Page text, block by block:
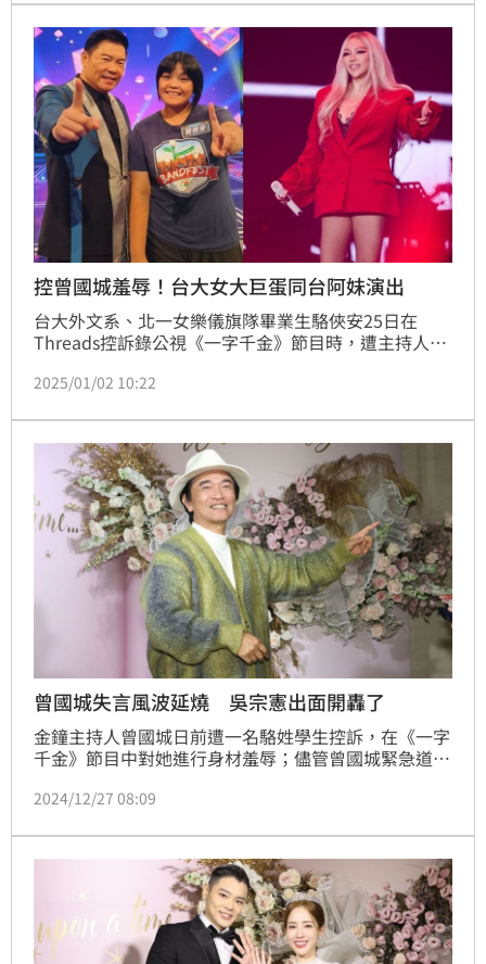
控曾國城羞辱！台大女大巨蛋同台阿妹演出
台大外文系、北一女樂儀旗隊畢業生駱俠安25日在
Threads控訴錄公視《一字千金》節目時，遭主持人曾
看起來比較像教練」，讓她感到被羞辱。對此，曾國城
安，而駱俠安今（2日）也在社群公開好消息，透露參
與張惠妹大巨蛋跨年演唱會的協演鼓隊演出。
2025/01/02 10:22
曾國城失言風波延燒 吳宗憲出面開轟了
金鐘主持人曾國城日前遭一名駱姓學生控訴，在《一字
千金》節目中對她進行身材羞辱；儘管曾國城緊急道歉
今晚出席愛雅婚宴也首度發聲了。蔡維歆
2024/12/27 08:09